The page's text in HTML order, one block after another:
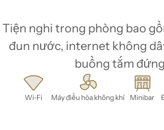
Tiện nghi trong phòng bao
đun nước, internet không
buồng tắm
Wi‑Fi Máy điều hòa không khí Minibar